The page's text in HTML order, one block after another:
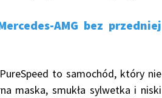
AMG bez przedniej
to samochód, który nie
maska, smukła sylwetka i niski